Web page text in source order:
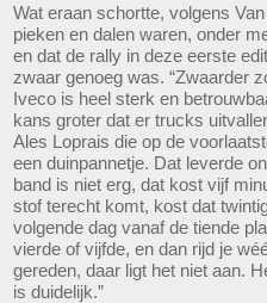
Wat eraan schortte, volgens
pieken en dalen waren, onder
en dat de rally in deze eerste
zwaar genoeg was. “Zwaarder
Iveco is heel sterk en
kans groter dat er trucks
Ales Loprais die op de
een duinpannetje. Dat leverde
band is niet erg, dat kost vijf
stof terecht komt, kost dat
volgende dag vanaf de tiende
vierde of vijfde, en dan rijd je
gereden, daar ligt het niet aan.
is duidelijk.”